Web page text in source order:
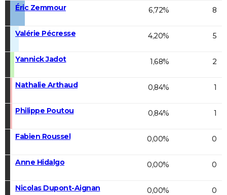
Éric Zemmour 6,72% 8
Valérie Pécresse 4,20% 5
Yannick Jadot 1,68% 2
Nathalie Arthaud 0,84% 1
Philippe Poutou 0,84% 1
Fabien Roussel 0,00% 0
Anne Hidalgo 0,00% 0
Nicolas Dupont-Aignan 0,00% 0